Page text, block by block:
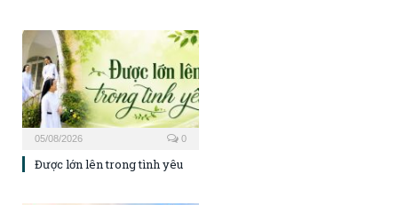
05/08/2026 0
Được lớn lên trong tình yêu